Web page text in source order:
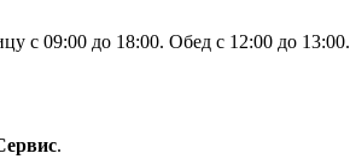
с 09:00 до 18:00. Обед с 12:00 до 13:00.
.